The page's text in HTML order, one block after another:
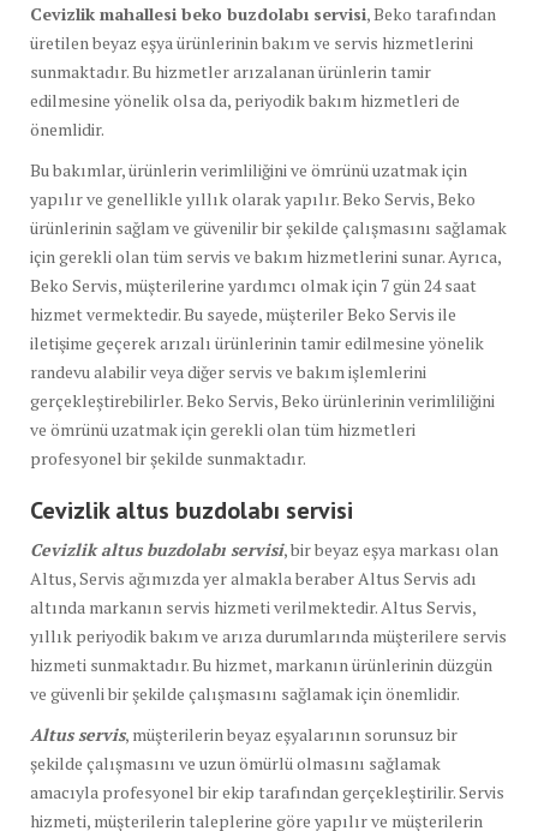
Cevizlik mahallesi beko buzdolabı servisi, Beko tarafından
üretilen beyaz eşya ürünlerinin bakım ve servis hizmetlerini
sunmaktadır. Bu hizmetler arızalanan ürünlerin tamir
edilmesine yönelik olsa da, periyodik bakım hizmetleri de
önemlidir.
Bu bakımlar, ürünlerin verimliliğini ve ömrünü uzatmak için
yapılır ve genellikle yıllık olarak yapılır. Beko Servis, Beko
ürünlerinin sağlam ve güvenilir bir şekilde çalışmasını sağlamak
için gerekli olan tüm servis ve bakım hizmetlerini sunar. Ayrıca,
Beko Servis, müşterilerine yardımcı olmak için 7 gün 24 saat
hizmet vermektedir. Bu sayede, müşteriler Beko Servis ile
iletişime geçerek arızalı ürünlerinin tamir edilmesine yönelik
randevu alabilir veya diğer servis ve bakım işlemlerini
gerçekleştirebilirler. Beko Servis, Beko ürünlerinin verimliliğini
ve ömrünü uzatmak için gerekli olan tüm hizmetleri
profesyonel bir şekilde sunmaktadır.
Cevizlik altus buzdolabı servisi
Cevizlik altus buzdolabı servisi, bir beyaz eşya markası olan
Altus, Servis ağımızda yer almakla beraber Altus Servis adı
altında markanın servis hizmeti verilmektedir. Altus Servis,
yıllık periyodik bakım ve arıza durumlarında müşterilere servis
hizmeti sunmaktadır. Bu hizmet, markanın ürünlerinin düzgün
ve güvenli bir şekilde çalışmasını sağlamak için önemlidir.
Altus servis, müşterilerin beyaz eşyalarının sorunsuz bir
şekilde çalışmasını ve uzun ömürlü olmasını sağlamak
amacıyla profesyonel bir ekip tarafından gerçekleştirilir. Servis
hizmeti, müşterilerin taleplerine göre yapılır ve müşterilerin